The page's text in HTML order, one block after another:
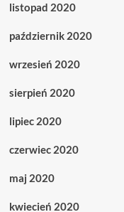
listopad 2020
październik 2020
wrzesień 2020
sierpień 2020
lipiec 2020
czerwiec 2020
maj 2020
kwiecień 2020